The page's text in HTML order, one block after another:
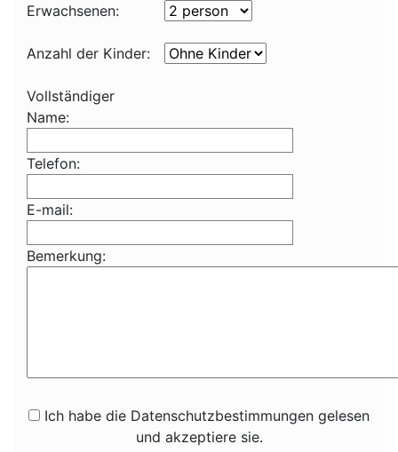
Erwachsenen:
Anzahl der Kinder:
Vollständiger
Name:
Telefon:
E-mail:
Bemerkung:
Ich habe die Datenschutzbestimmungen gelesen
und akzeptiere sie.